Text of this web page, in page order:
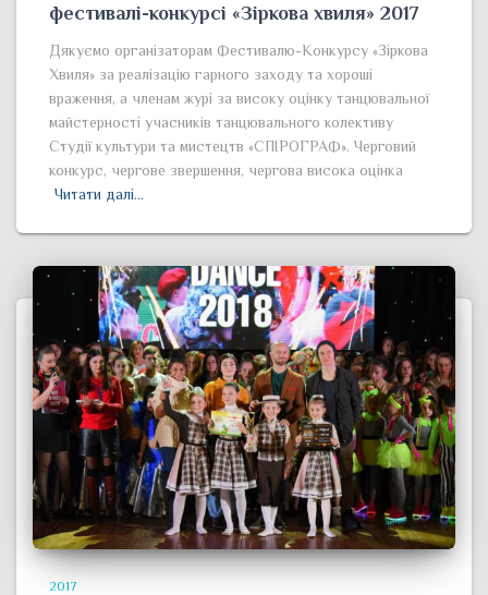
фестивалі-конкурсі «Зіркова хвиля» 2017
Дякуємо організаторам Фестивалю-Конкурсу «Зіркова
Хвиля» за реалізацію гарного заходу та хороші
враження, а членам журі за високу оцінку танцювальної
майстерності учасників танцювального колективу
Студії культури та мистецтв «СПІРОГРАФ». Черговий
конкурс, чергове звершення, чергова висока оцінка
Читати далі…
2017